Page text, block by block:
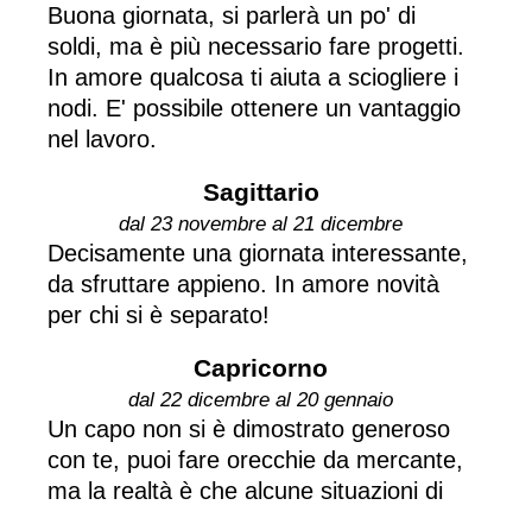
Buona giornata, si parlerà un po' di
soldi, ma è più necessario fare progetti.
In amore qualcosa ti aiuta a sciogliere i
nodi. E' possibile ottenere un vantaggio
nel lavoro.
Sagittario
dal 23 novembre al 21 dicembre
Decisamente una giornata interessante,
da sfruttare appieno. In amore novità
per chi si è separato!
Capricorno
dal 22 dicembre al 20 gennaio
Un capo non si è dimostrato generoso
con te, puoi fare orecchie da mercante,
ma la realtà è che alcune situazioni di